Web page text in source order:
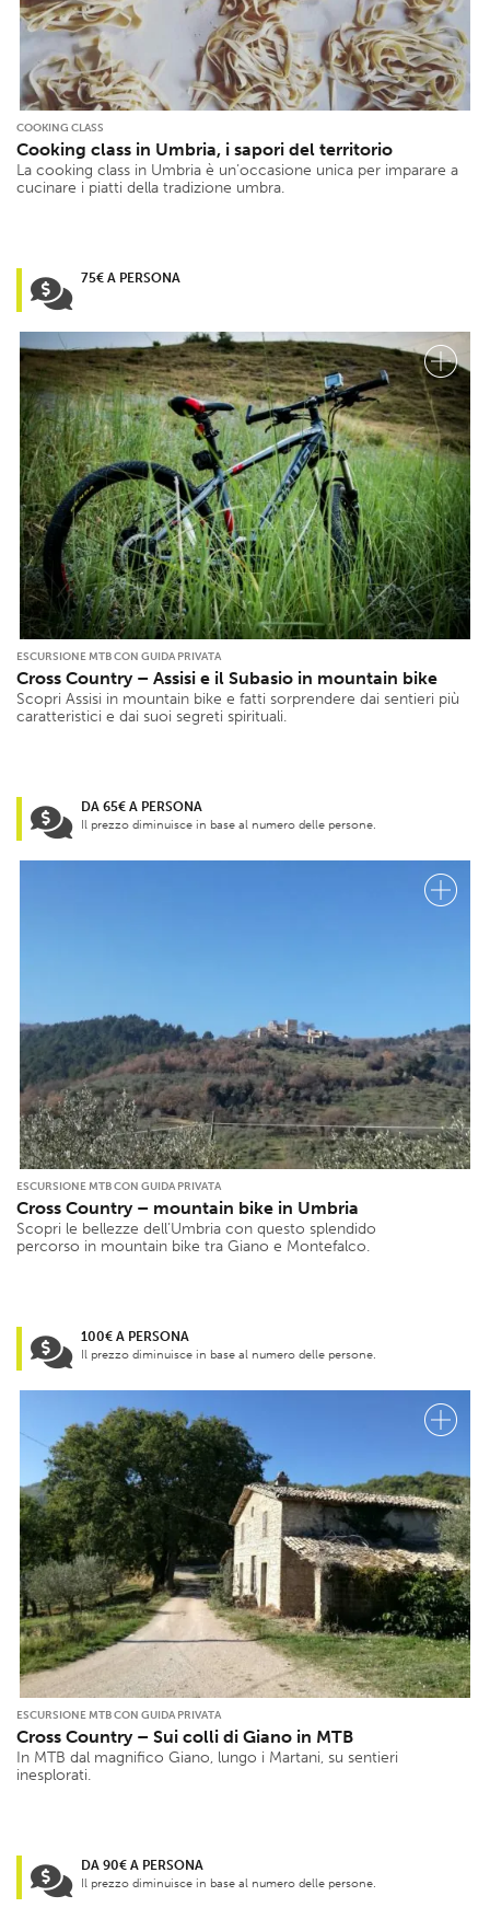
COOKING CLASS
Cooking class in Umbria, i sapori del territorio
La cooking class in Umbria è un’occasione unica per imparare a
cucinare i piatti della tradizione umbra.
75€ A PERSONA
ESCURSIONE MTB CON GUIDA PRIVATA
Cross Country – Assisi e il Subasio in mountain bike
Scopri Assisi in mountain bike e fatti sorprendere dai sentieri più
caratteristici e dai suoi segreti spirituali.
DA 65€ A PERSONA
Il prezzo diminuisce in base al numero delle persone.
ESCURSIONE MTB CON GUIDA PRIVATA
Cross Country – mountain bike in Umbria
Scopri le bellezze dell’Umbria con questo splendido
percorso in mountain bike tra Giano e Montefalco.
100€ A PERSONA
Il prezzo diminuisce in base al numero delle persone.
ESCURSIONE MTB CON GUIDA PRIVATA
Cross Country – Sui colli di Giano in MTB
In MTB dal magnifico Giano, lungo i Martani, su sentieri
inesplorati.
DA 90€ A PERSONA
Il prezzo diminuisce in base al numero delle persone.